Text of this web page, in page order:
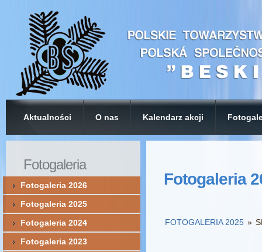
Aktualności O nas Kalendarz akcji
Fotogaleria
FOTOGALERIA 2025 »
Fotogaleria
Fotogaleria 2026
Fotogaleria 2025
Fotogaleria 2024
Fotogaleria 2023